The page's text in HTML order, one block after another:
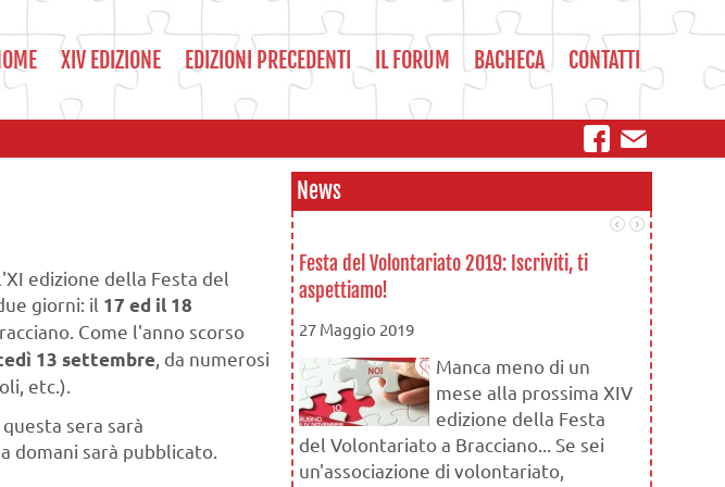
XIV EDIZIONE EDIZIONI PRECEDENTI IL FORUM BACHECA CONTATTI
edizione della Festa del
giorni: il 17 ed il 18
Come l'anno scorso
13 settembre , da numerosi
etc.).
sera sarà
domani sarà pubblicato.
News
Festa del Volontariato 2019: Iscriviti, ti
aspettiamo!
27 Maggio 2019
Manca meno di un
mese alla prossima XIV
edizione della Festa
del Volontariato a Bracciano... Se sei
un'associazione di volontariato,
Le
16
ma ben